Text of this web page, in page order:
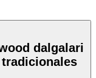
dalgalari